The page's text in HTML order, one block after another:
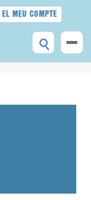
EL MEU COMPTE